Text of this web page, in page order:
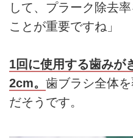
して、プラーク除去
ことが重要ですね」
1回に使用する歯みが
2cm。 歯ブラシ全体
だそうです。